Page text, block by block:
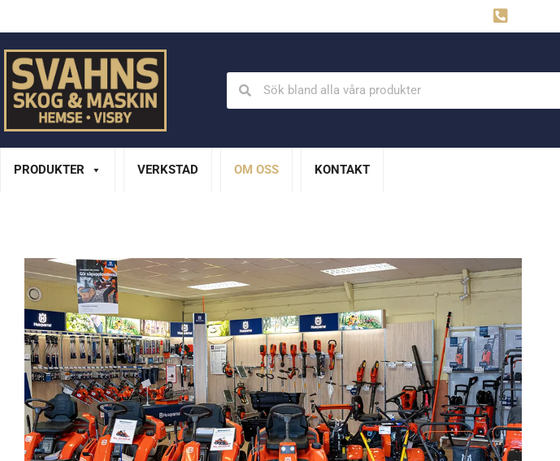
PRODUKTER VERKSTAD OM OSS KONTAKT